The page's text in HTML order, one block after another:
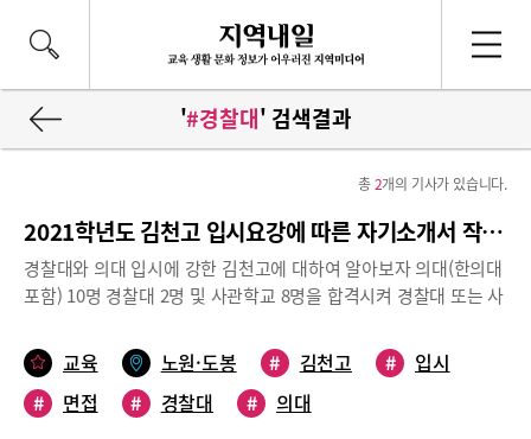
'#경찰대' 검색결과
총2개의 기사가 있습니다.
2021학년도 김천고 입시요강에 따른 자기소개서 작성 및 2단계 공통면접 기출문제 분석
경찰대와 의대 입시에 강한 김천고에 대하여 알아보자 의대(한의대
포함) 10명 경찰대 2명 및 사관학교 8명을 합격시켜 경찰대 또는 사
2019년 대입결과 수시/정시 포함한 기준으로 서울대 합격자를 17
명 배출한 것을 알려져 있다. 서울대 합격 순위로 전국고교 가운데
공주사대부고 서울고 진선여고와 함께 공동 25위를 기록했다. 지난
교육 노원·도봉 # 김천고 #
입시
#
면접 # 경찰대 # 의대